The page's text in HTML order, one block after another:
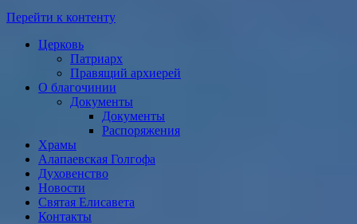
Перейти к контенту
Церковь
Патриарх
Правящий архиерей
О благочинии
Документы
Документы
Распоряжения
Храмы
Алапаевская Голгофа
Духовенство
Новости
Святая Елисавета
Контакты